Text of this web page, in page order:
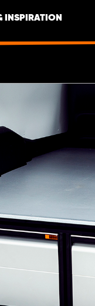
INSPIRATION